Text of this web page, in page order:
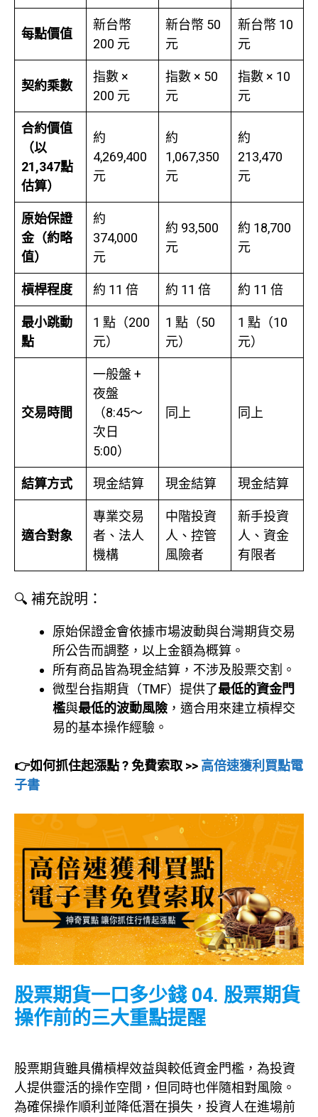
每點價值
新台幣
200 元
新台幣 50
元
新台幣 10
元
契約乘數
指數 ×
200 元
指數 × 50
元
指數 × 10
元
合約價值
（以
21,347點
估算）
約
4,269,400
元
約
1,067,350
元
約
213,470
元
原始保證
金（約略
值）
約
374,000
元
約 93,500
元
約 18,700
元
槓桿程度 約 11 倍 約 11 倍 約 11 倍
最小跳動
點
1 點（200
元）
1 點（50
元）
1 點（10
元）
交易時間
一般盤 +
夜盤
（8:45～
次日
5:00）
同上 同上
結算方式 現金結算 現金結算 現金結算
適合對象
專業交易
者、法人
機構
中階投資
人、控管
風險者
新手投資
人、資金
有限者
🔍 補充說明：
原始保證金會依據市場波動與台灣期貨交易
所公告而調整，以上金額為概算。
所有商品皆為現金結算，不涉及股票交割。
微型台指期貨（TMF）提供了最低的資金門
檻與最低的波動風險 ，適合用來建立槓桿交
易的基本操作經驗。
👉如何抓住起漲點 ? 免費索取 >> 高倍速獲利買點電
子書
股票期貨一口多少錢 04. 股票期貨
操作前的三大重點提醒
股票期貨雖具備槓桿效益與較低資金門檻，為投資
人提供靈活的操作空間，但同時也伴隨相對風險。
為確保操作順利並降低潛在損失，投資人在進場前